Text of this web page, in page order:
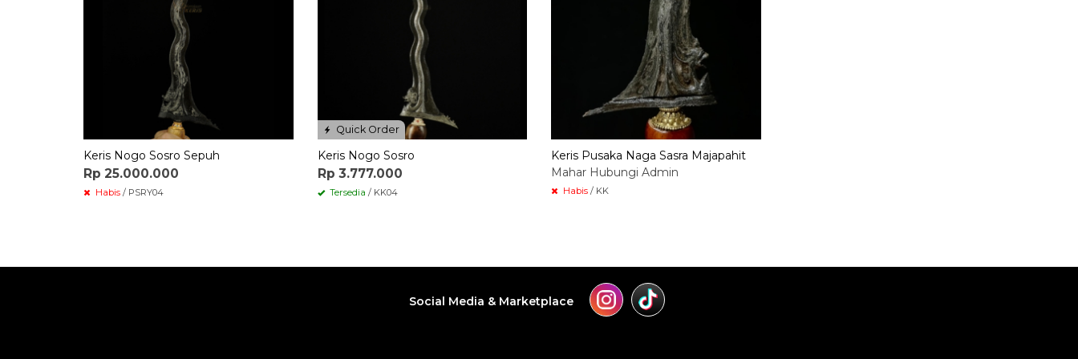
Keris Nogo Sosro Sepuh
Rp 25.000.000
Habis / PSRY04
Quick Order
Keris Nogo Sosro
Rp 3.777.000
Tersedia / KK04
Keris Pusaka Naga Sasra Majapahit
Mahar Hubungi Admin
Habis / KK
Social Media & Marketplace